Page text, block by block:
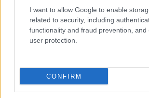
I want to allow Google to enable
related to security, including
functionality and fraud prevention, and
user protection.
CONFIRM
Ezért párásodik be állandóan az
megoldás, mint